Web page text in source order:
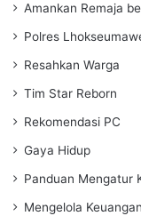
Amankan Remaja
Polres
Resahkan Warga
Tim Star Reborn
Rekomendasi PC
Gaya Hidup
Panduan Mengatur
Mengelola